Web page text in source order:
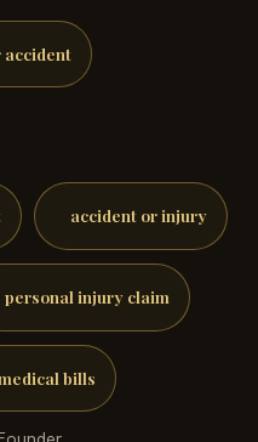
accident
accident or injury
personal injury claim
bills